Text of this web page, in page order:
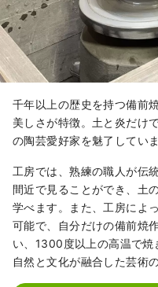
千年以上の歴史を持つ備前
美しさが特徴。土と炎だけ
の陶芸愛好家を魅了していま
工房では、熟練の職人が伝
間近で見ることができ、土
学べます。また、工房によ
可能で、自分だけの備前焼
い、1300度以上の高温で焼
自然と文化が融合した芸術